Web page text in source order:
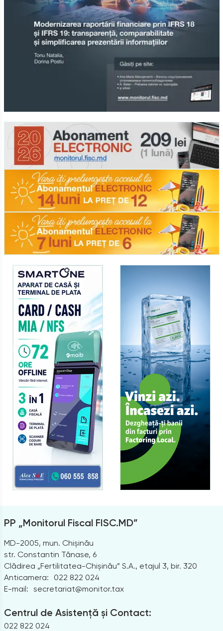
PP „Monitorul Fiscal FISC.MD”
MD-2005, mun. Chișinău
str. Constantin Tănase, 6
Clădirea „Fertilitatea-Chișinău” S.A., etajul 3, bir. 320
Anticamera:
022 822 024
E-mail: secretariat@monitor.tax
Centrul de Asistență și Contact:
022 822 024